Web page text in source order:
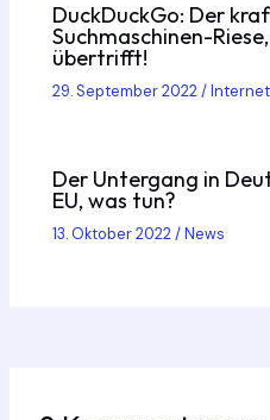
DuckDuckGo: Der
Suchmaschinen-
übertrifft!
29. September 2022/
Der Untergang in
EU, was tun?
13. Oktober 2022/News